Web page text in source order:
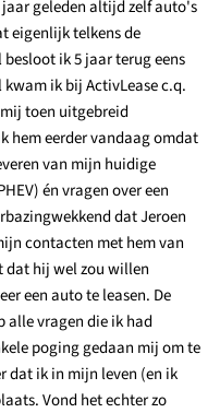
geleden altijd zelf auto's
eigenlijk telkens de
ik 5 jaar terug eens
ik bij ActivLease c.q.
toen uitgebreid
hem eerder vandaag omdat
van mijn huidige
én vragen over een
dat Jeroen
contacten met hem van
dat hij wel zou willen
een auto te leasen. De
alle vragen die ik had
poging gedaan mij om te
dat ik in mijn leven (en ik
Vond het echter zo